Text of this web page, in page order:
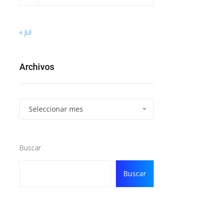
« Jul
Archivos
Seleccionar mes
Buscar
Buscar